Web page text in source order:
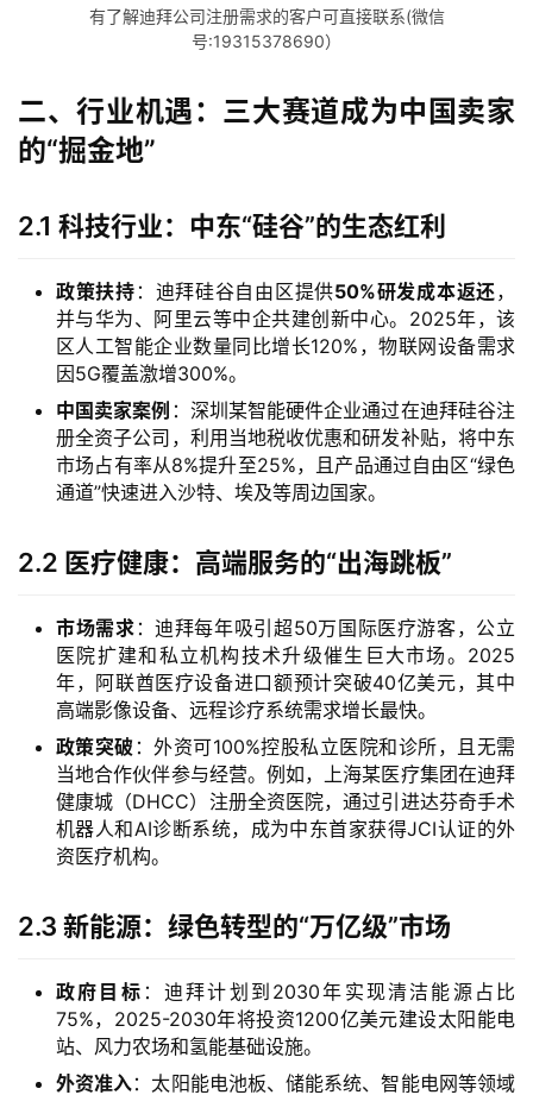
有了解迪拜公司注册需求的客户可直接联系(微信
号:19315378690）
二、行业机遇：三大赛道成为中国卖家
的“掘金地”
2.1 科技行业：中东“硅谷”的生态红利
政策扶持 ：迪拜硅谷自由区提供50%研发成本返还，
并与华为、阿里云等中企共建创新中心。2025年，该
区人工智能企业数量同比增长120%，物联网设备需求
因5G覆盖激增300%。
中国卖家案例 ：深圳某智能硬件企业通过在迪拜硅谷注
册全资子公司，利用当地税收优惠和研发补贴，将中东
市场占有率从8%提升至25%，且产品通过自由区“绿色
通道”快速进入沙特、埃及等周边国家。
2.2 医疗健康：高端服务的“出海跳板”
市场需求 ：迪拜每年吸引超50万国际医疗游客，公立
医院扩建和私立机构技术升级催生巨大市场。2025
年，阿联酋医疗设备进口额预计突破40亿美元，其中
高端影像设备、远程诊疗系统需求增长最快。
政策突破 ：外资可100%控股私立医院和诊所，且无需
当地合作伙伴参与经营。例如，上海某医疗集团在迪拜
健康城（DHCC）注册全资医院，通过引进达芬奇手术
机器人和AI诊断系统，成为中东首家获得JCI认证的外
资医疗机构。
2.3 新能源：绿色转型的“万亿级”市场
政府目标 ：迪拜计划到2030年实现清洁能源占比
75%，2025-2030年将投资1200亿美元建设太阳能电
站、风力农场和氢能基础设施。
外资准入：太阳能电池板、储能系统、智能电网等领域